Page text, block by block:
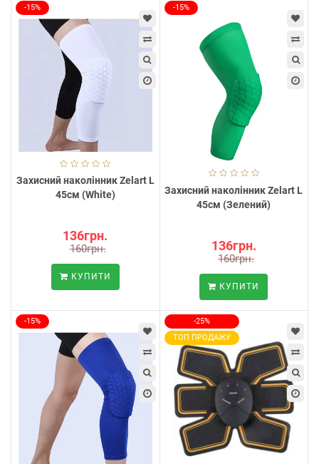
-15%
Захисний наколінник Zelart L
45см (White)
136грн.
160грн.
КУПИТИ
-15%
Захисний наколінник Zelart L
45см (Зелений)
136грн.
160грн.
КУПИТИ
-15%
-25%
ТОП ПРОДАЖУ